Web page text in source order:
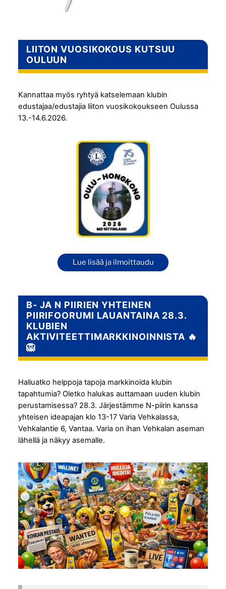
LIITON VUOSIKOKOUS KUTSUU
OULUUN
Kannattaa myös ryhtyä katselemaan klubin
edustajaa/edustajia liiton vuosikokoukseen Oulussa
13.-14.6.2026.
Lue lisää ja ilmoittaudu
B- JA N PIIRIEN YHTEINEN
PIIRIFOORUMI LAUANTAINA 28.3.
KLUBIEN
AKTIVITEETTIMARKKINOINNISTA 🔥
🦁
Haliuatko helppoja tapoja markkinoida klubin
tapahtumia? Oletko halukas auttamaan uuden klubin
perustamisessa? 28.3. Järjestämme N-piirin kanssa
yhteisen ideapajan klo 13-17 Varia Vehkalassa,
Vehkalantie 6, Vantaa. Varia on ihan Vehkalan aseman
lähellä ja näkyy asemalle.